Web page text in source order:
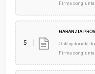
Firma congiunta:
5
GARANZIA
Obbligatorietà
Firma congiunta: